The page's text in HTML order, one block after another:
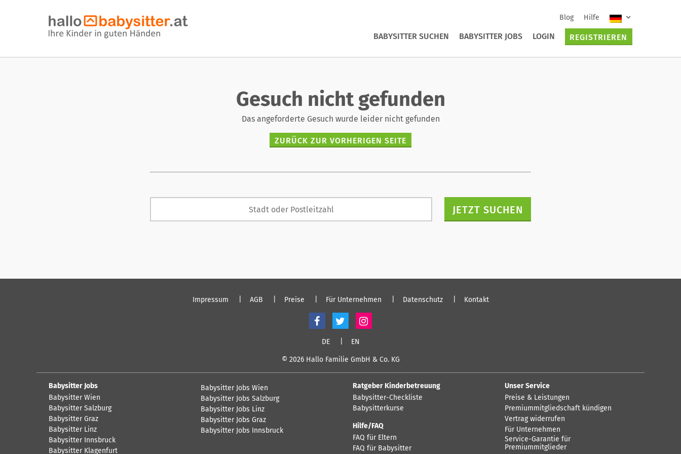
Blog Hilfe
BABYSITTER SUCHEN BABYSITTER JOBS LOGIN REGISTRIEREN
Gesuch nicht gefunden
Das angeforderte Gesuch wurde leider nicht gefunden
ZURÜCK ZUR VORHERIGEN SEITE
JETZT SUCHEN
Impressum AGB Preise Für Unternehmen Datenschutz Kontakt
DE EN
© 2026 Hallo Familie GmbH & Co. KG
Babysitter Jobs
Babysitter Wien
Babysitter Salzburg
Babysitter Graz
Babysitter Linz
Babysitter Innsbruck
Babysitter Klagenfurt
Babysitter Jobs Wien
Babysitter Jobs Salzburg
Babysitter Jobs Linz
Babysitter Jobs Graz
Babysitter Jobs Innsbruck
Ratgeber Kinderbetreuung
Babysitter-Checkliste
Babysitterkurse
Hilfe/FAQ
FAQ für Eltern
FAQ für Babysitter
Unser Service
Preise & Leistungen
Premiummitgliedschaft kündigen
Vertrag widerrufen
Für Unternehmen
Service-Garantie für
Premiummitglieder